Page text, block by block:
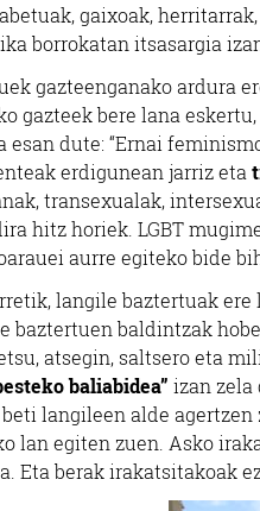
gaixoak,
borrokatan itsasargia
gazteenganako ardura
gazteek bere lana
esan dute: “Ernai
erdigunean jarriz eta
transexualak,
hitz horiek. LGBT
aurre egiteko bide
langile baztertuak ere
baztertuen baldintzak
atsegin, saltsero eta
baliabidea” izan zela
beti langileen alde
lan egiten zuen. Asko
Eta berak irakatsitakoak